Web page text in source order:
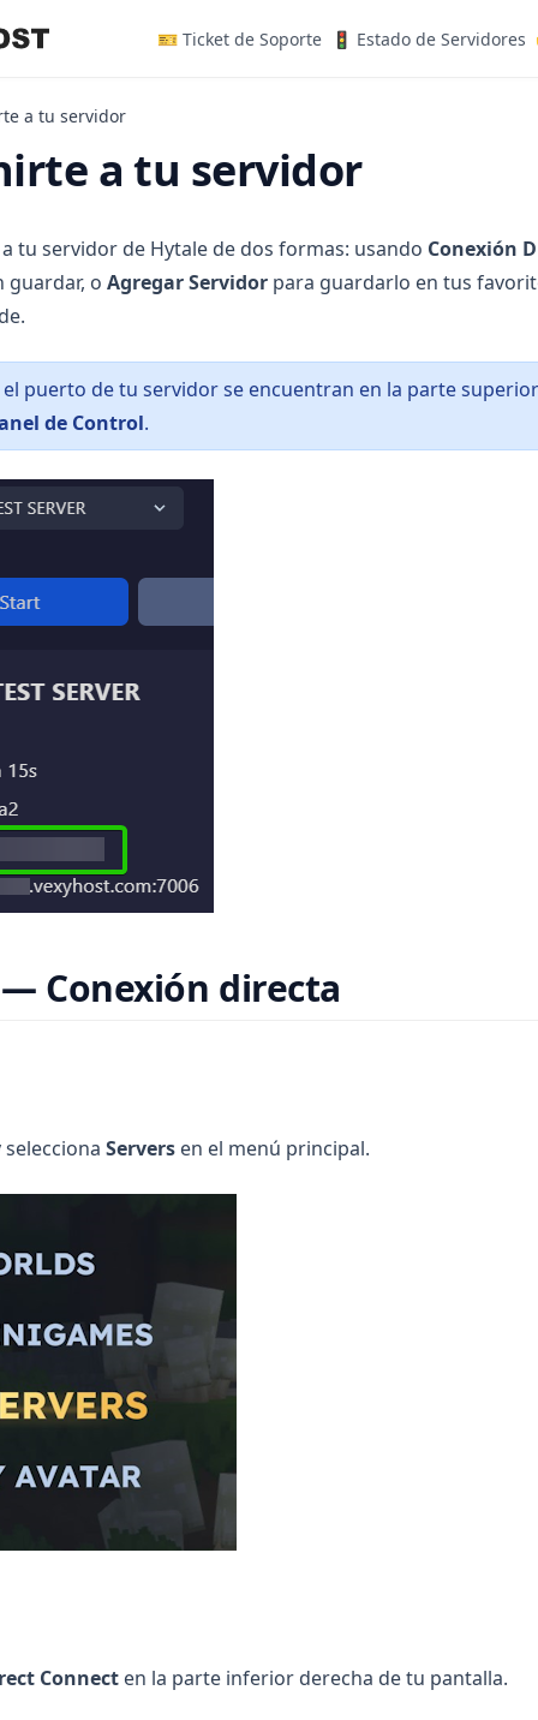
🎫 Ticket de Soporte(opens in a new tab)
🚦 Estado de Servidores
a tu servidor
a tu servidor
tu servidor de Hytale de dos formas: usando Conexión
guardar, o Agregar Servidor para guardarlo en tus
el puerto de tu servidor se encuentran en la parte
de Control.
Conexión directa
Servers en el menú principal.
Connect en la parte inferior derecha de tu pantalla.